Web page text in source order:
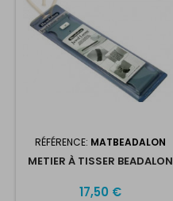
RÉFÉRENCE: MATBEADALON
METIER À TISSER BEADALON
17,50 €